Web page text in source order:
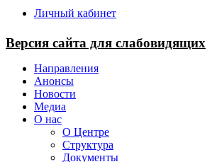
Личный кабинет
Версия сайта для слабовидящих
Направления
Анонсы
Новости
Медиа
О нас
О Центре
Структура
Документы